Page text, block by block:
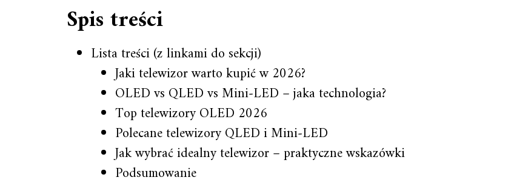
Spis treści
Lista treści (z linkami do sekcji)
Jaki telewizor warto kupić w 2026?
OLED vs QLED vs Mini‑LED – jaka technologia?
Top telewizory OLED 2026
Polecane telewizory QLED i Mini‑LED
Jak wybrać idealny telewizor – praktyczne wskazówki
Podsumowanie